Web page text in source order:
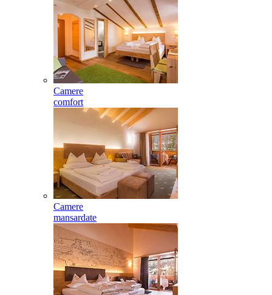
Camere
comfort
Camere
mansardate